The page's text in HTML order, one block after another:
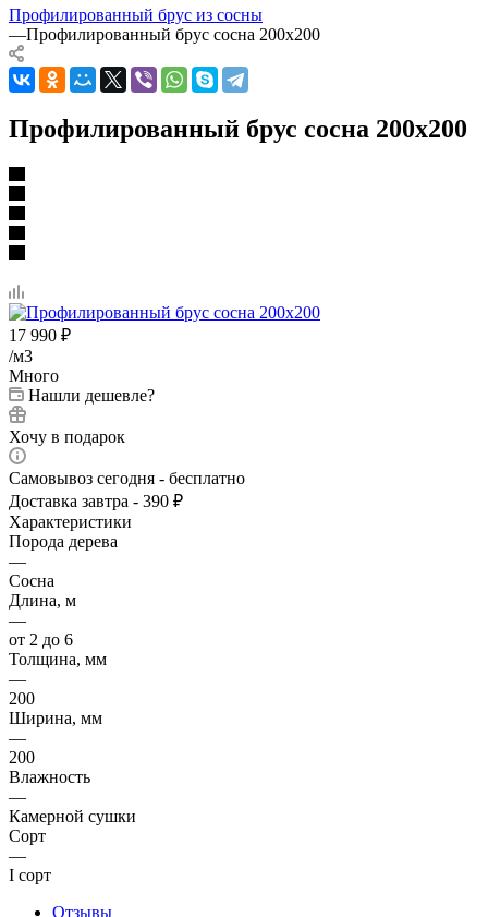
Профилированный брус из сосны
—Профилированный брус сосна 200х200
Профилированный брус сосна 200х200
17 990 ₽
/м3
Много
Нашли дешевле?
Хочу в подарок
Самовывоз сегодня - бесплатно
Доставка завтра - 390 ₽
Характеристики
Порода дерева
—
Сосна
Длина, м
—
от 2 до 6
Толщина, мм
—
200
Ширина, мм
—
200
Влажность
—
Камерной сушки
Сорт
—
I сорт
Отзывы